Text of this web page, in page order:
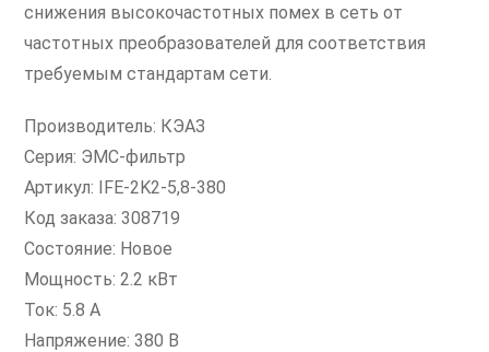
снижения высокочастотных помех в сеть от
частотных преобразователей для соответствия
требуемым стандартам сети.
Производитель: КЭАЗ
Серия: ЭМС-фильтр
Артикул: IFE-2K2-5,8-380
Код заказа: 308719
Состояние: Новое
Мощность: 2.2 кВт
Ток: 5.8 А
Напряжение: 380 В